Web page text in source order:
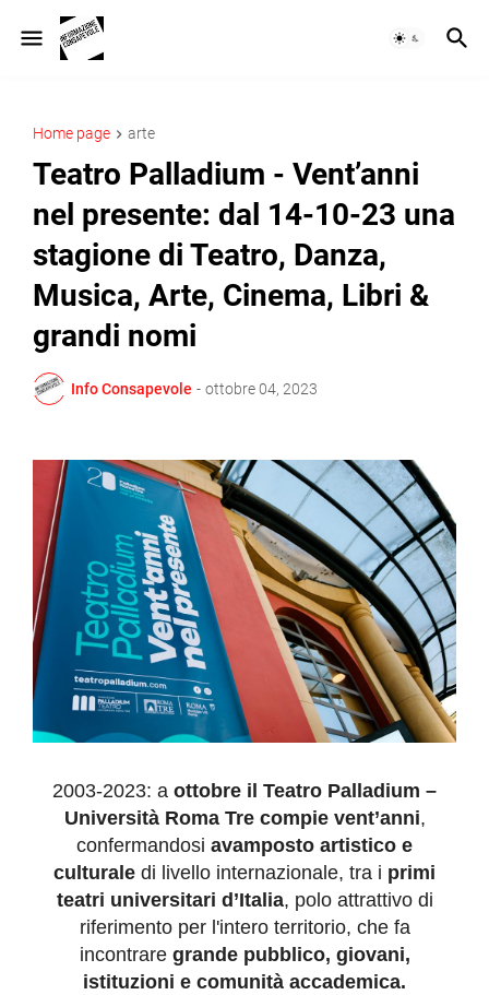
Home page arte
Teatro Palladium - Vent’anni
nel presente: dal 14-10-23 una
stagione di Teatro, Danza,
Musica, Arte, Cinema, Libri &
grandi nomi
Info Consapevole - ottobre 04, 2023
2003-2023: a ottobre il Teatro Palladium –
Università Roma Tre compie vent’anni,
confermandosi avamposto artistico e
culturale di livello internazionale, tra i primi
teatri universitari d’Italia, polo attrattivo di
riferimento per l'intero territorio, che fa
incontrare grande pubblico, giovani,
istituzioni e comunità accademica.